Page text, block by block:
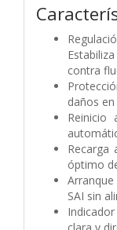
contra
daños
Reinicio
Recarga
óptimo
SAI sin
clara y